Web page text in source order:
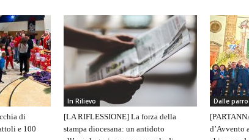
di
e 100
In Rilievo
[LA RIFLESSIONE] La forza della
stampa diocesana: un antidoto
Dalle
d’Avvento